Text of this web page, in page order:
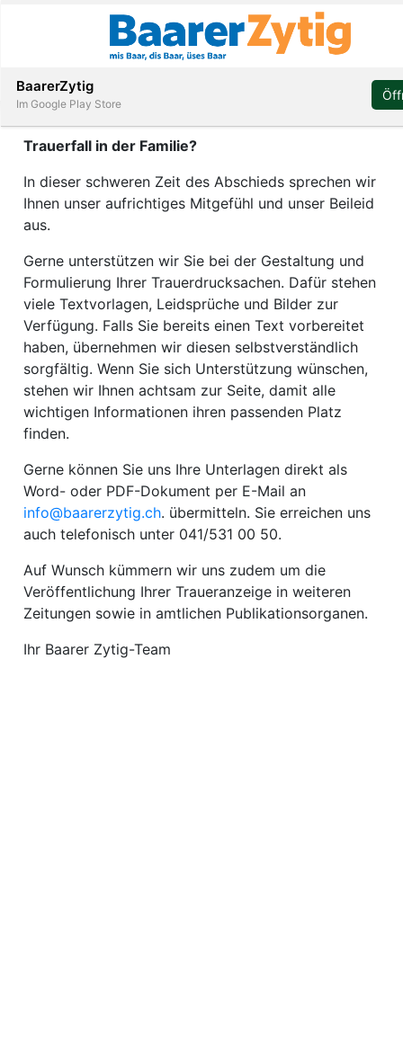
Immobilien
Veranstaltungen
Stellen
E-
Paper
Amtliche
Mitteilungen
Abonnieren
Im Trauerfall
Trauerfall in der Familie?
In dieser schweren Zeit des Abschieds sprechen wir
Ihnen unser aufrichtiges Mitgefühl und unser Beileid
aus.
Gerne unterstützen wir Sie bei der Gestaltung und
Formulierung Ihrer Trauerdrucksachen. Dafür stehen
viele Textvorlagen, Leidsprüche und Bilder zur
Verfügung. Falls Sie bereits einen Text vorbereitet
haben, übernehmen wir diesen selbstverständlich
sorgfältig. Wenn Sie sich Unterstützung wünschen,
stehen wir Ihnen achtsam zur Seite, damit alle
wichtigen Informationen ihren passenden Platz
finden.
Gerne können Sie uns Ihre Unterlagen direkt als
Word- oder PDF-Dokument per E-Mail an
info@baarerzytig.ch. übermitteln. Sie erreichen uns
auch telefonisch unter 041/531 00 50.
Auf Wunsch kümmern wir uns zudem um die
Veröffentlichung Ihrer Traueranzeige in weiteren
Zeitungen sowie in amtlichen Publikationsorganen.
Ihr Baarer Zytig-Team
BaarerZytig
Im Google Play Store